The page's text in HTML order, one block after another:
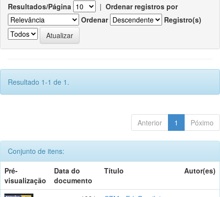
Resultados/Página | Ordenar registros por
Ordenar
Registro(s)
Resultado 1-1 de 1.
Anterior 1 Póximo
Conjunto de itens:
Pré-
visualização
Data do
documento
Título Autor(es)